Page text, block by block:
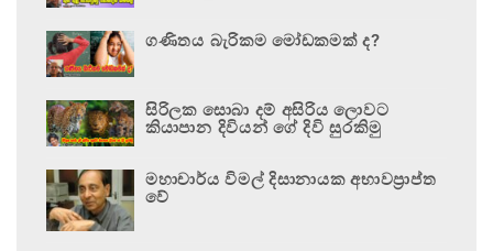
ගණිතය බැරිකම මෝඩකමක් ද?
සිරිලක සොබා දම් අසිරිය ලොවට
කියාපාන දිවියන් ගේ දිවි සුරකිමු
මහාචාර්ය විමල් දිසානායක අභාවප්‍රාප්ත
වේ